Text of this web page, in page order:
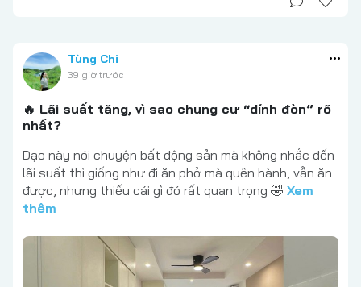
Tùng Chi
39 giờ trước
🔥 Lãi suất tăng, vì sao chung cư “dính đòn” rõ
nhất?
Dạo này nói chuyện bất động sản mà không nhắc đến
lãi suất thì giống như đi ăn phở mà quên hành, vẫn ăn
được, nhưng thiếu cái gì đó rất quan trọng 🤣 Xem
thêm